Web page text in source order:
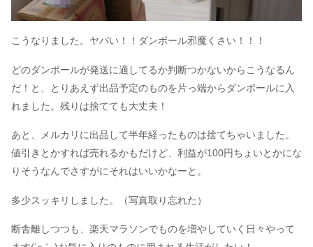
こうなりました。ヤバい！！ダンボール邪魔くさい！！！
どのダンボールが発送に適してるか判断つかないからこうなるん
だ！と、とりあえず出品予定のものを片っ端からダンボールに入
れました。残りは捨てても大丈夫！
あと、メルカリに出品して半年経ったものは捨てちゃいました。
値引きとかすれば売れるかもだけど、利益が100円ちょいとかにな
りそうなんでさすがにそれはいいかなーと。
多少スッキリしました。（写真取り忘れた）
断舎離しつつも、楽天マラソンでものを増やしていく日々やって